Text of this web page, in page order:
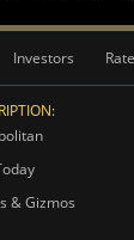
Investors
& Gizmos